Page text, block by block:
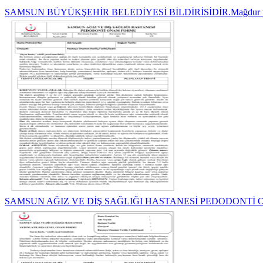
SAMSUN BÜYÜKŞEHİR BELEDİYESİ BİLDİRİSİDİR.Mağdur
SAMSUN AĞIZ VE DİŞ SAĞLIĞI HASTANESİ PEDODONTİ